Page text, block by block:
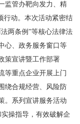
监管办靶向发力、精
行动。本次活动紧密结
两条例”等核心法律法
心、政务服务窗口等
策宣讲暨工作部署
等重点企业开展上门
绕合规经营、风险防
。系列宣讲服务活动
操指导，有效破解企